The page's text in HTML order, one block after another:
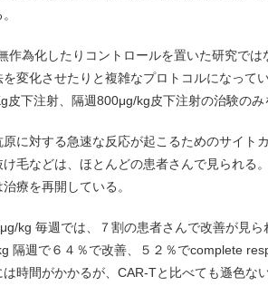
作為化したりコントロールを置いた研究で
変化させたりと複雑なプロトコルになって
皮下注射、隔週800μg/kg皮下注射の治験の
原に対する急速な反応が起こるためのサイト
毛などは、ほとんどの患者さんで見られる
療を再開している。
kg 毎週では、７割の患者さんで改善が見
隔週で６４％で改善、５２％でcomplete
時間がかかるが、CAR-Tと比べても遜色な